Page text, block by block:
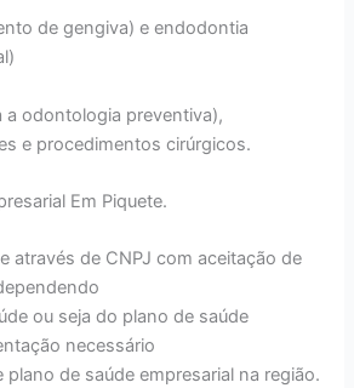
de gengiva) e endodontia
a odontologia preventiva),
e procedimentos cirúrgicos.
Em Piquete.
através de CNPJ com aceitação de
ou seja do plano de saúde
necessário
de saúde empresarial na região.